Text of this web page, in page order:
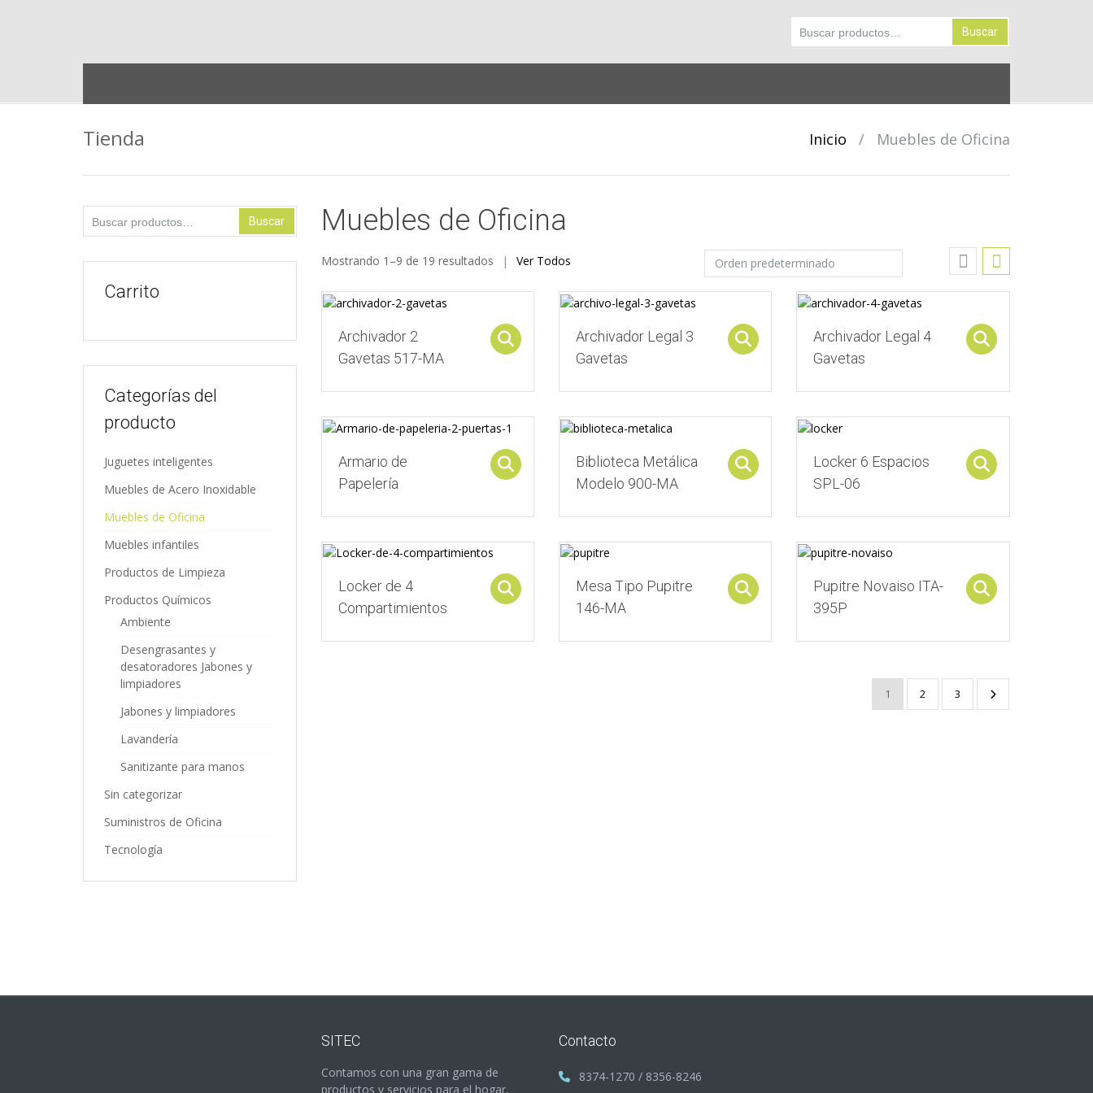
por:
Buscar
content
Tienda Inicio / Muebles de Oficina
Muebles de Oficina
Mostrando 1–9 de 19 resultados Ver Todos
Archivador 2
Gavetas 517-MA
Select options
Archivador Legal 3
Gavetas
Select options
Archivador Legal 4
Gavetas
Armario de
Papelería
Select options
Biblioteca Metálica
Modelo 900-MA
Select options
Locker 6 Espacios
SPL-06
Locker de 4
Compartimientos
Select options
Mesa Tipo Pupitre
146-MA
Select options
Pupitre Novaiso ITA-
395P
1 2 3
por:
Buscar
Carrito
Categorías del
producto
Juguetes inteligentes
Muebles de Acero Inoxidable
Muebles de Oficina
Muebles infantiles
Productos de Limpieza
Productos Químicos
Ambiente
Desengrasantes y
desatoradores Jabones y
limpiadores
Jabones y limpiadores
Lavandería
Sanitizante para manos
Sin categorizar
Suministros de Oficina
Tecnología
SITEC
Contamos con una gran gama de
productos y servicios para el hogar,
Contacto
8374-1270 / 8356-8246